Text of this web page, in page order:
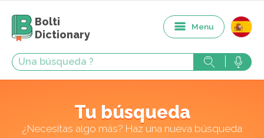
Bolti
Dictionary
Menu
Tu búsqueda
¿Necesitas algo más? Haz una nueva búsqueda